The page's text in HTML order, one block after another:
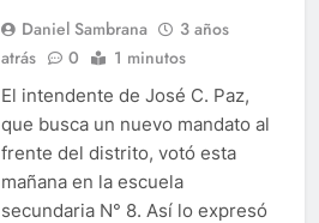
Daniel Sambrana
3 años
atrás
0 1 minutos
El intendente de José C. Paz,
que busca un nuevo mandato al
frente del distrito, votó esta
mañana en la escuela
secundaria N° 8. Así lo expresó